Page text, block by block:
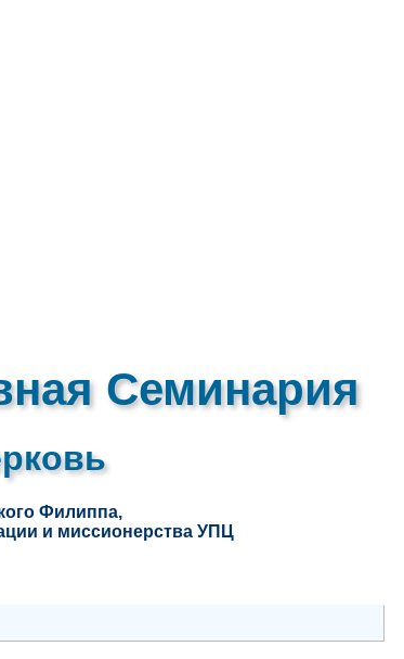
Семинария
Филиппа,
и миссионерства УПЦ